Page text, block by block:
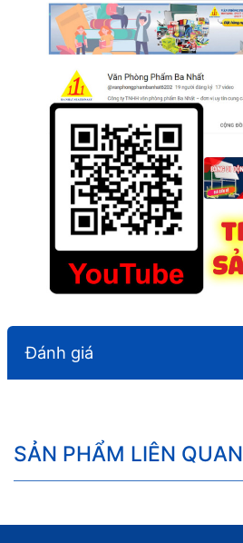
Đánh giá
SẢN PHẨM LIÊN QUAN